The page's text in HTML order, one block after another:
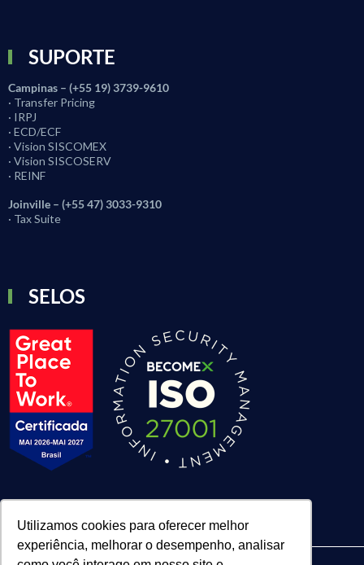
Utilizamos cookies para oferecer melhor
experiência, melhorar o desempenho, analisar
SUPORTE
Campinas – (+55 19) 3739-9610
· Transfer Pricing
· IRPJ
· ECD/ECF
· Vision SISCOMEX
· Vision SISCOSERV
· REINF
Joinville – (+55 47) 3033-9310
· Tax Suite
SELOS